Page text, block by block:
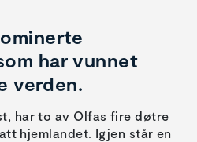
har vunnet
verden.
har to av Olfas fire døtre
hjemlandet. Igjen står en